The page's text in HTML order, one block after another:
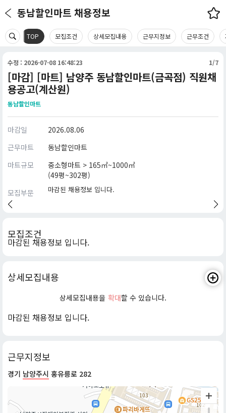
동남할인마트 채용정보
TOP 모집조건 상세모집내용 근무지정보 근무조건
수정 : 2026-07-08 16:48:23 1/7
[마감] [마트] 남양주 동남할인마트(금곡점) 직원채
용공고(계산원)
동남할인마트
마감일
2026.08.06
근무마트
동남할인마트
마트규모
중소형마트 > 165㎡~1000㎡
(49평~302평)
모집부문
마감된 채용정보 입니다.
모집조건
마감된 채용정보 입니다.
상세모집내용
상세모집내용을 확대할 수 있습니다.
마감된 채용정보 입니다.
근무지정보
경기 남양주시 홍유릉로 282